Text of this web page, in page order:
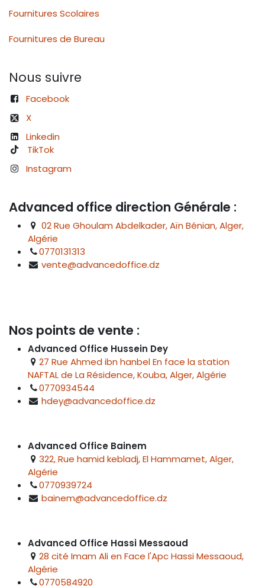
Fournitures Scolaires
Fournitures de Bureau
Nous suivre
Facebook
X
Linkedin
TikTok
Instagram
Advanced office direction Générale :
02 Rue Ghoulam Abdelkader, Aïn Bénian, Alger,
Algérie
0770131313
vente@advancedoffice.dz
Nos points de vente :
Advanced Office Hussein Dey
27 Rue Ahmed ibn hanbel En face la station
NAFTAL de La Résidence, Kouba, Alger, Algérie
0770934544
hdey@advancedoffice.dz
Advanced Office Bainem
322, Rue hamid kebladj, El Hammamet, Alger,
Algérie
0770939724
bainem@advancedoffice.dz
Advanced Office Hassi Messaoud
28 cité Imam Ali en Face l'Apc Hassi Messaoud,
Algérie
0770584920